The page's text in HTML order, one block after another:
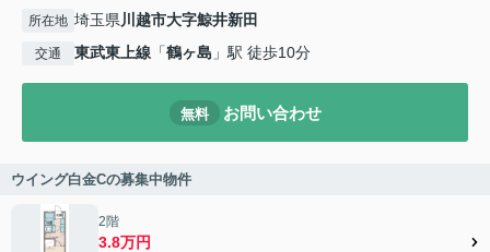
所在地 埼玉県川越市大字鯨井新田
交通 東武東上線 「鶴ヶ島 」駅 徒歩10分
無料 お問い合わせ
ウイング白金Cの募集中物件
2階
3.8万円